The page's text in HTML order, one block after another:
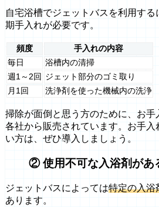
自宅浴槽でジェットバスを利用す
期手入れが必要です。
頻度
手入れの内容
毎日
浴槽内の清掃
週1～2回 ジェット部分のゴミ取り
月1回
洗浄剤を使った機械内の洗浄
掃除が面倒と思う方のために、お手
各社から販売されています。お手入
い方は、ぜひ導入しましょう。
② 使用不可な入浴剤があ
ジェットバスによっては特定の入浴
あります。